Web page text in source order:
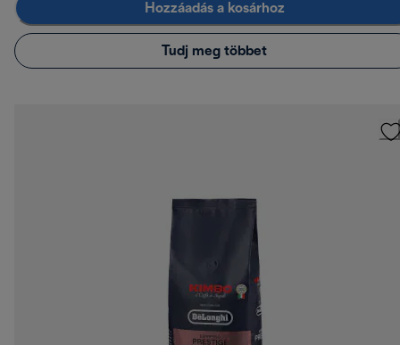
Hozzáadás a kosárhoz
Tudj meg többet